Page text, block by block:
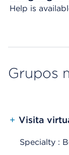
Help is
Grupos
+ Visita
Specialty :